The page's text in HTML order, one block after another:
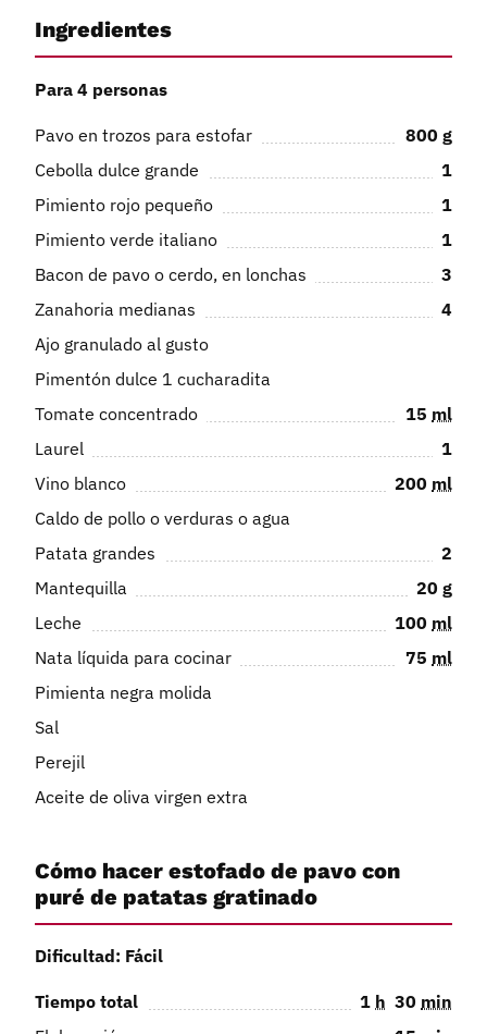
Ingredientes
Para 4 personas
Pavo en trozos para estofar 800 g
Cebolla dulce grande
1
Pimiento rojo pequeño
1
Pimiento verde italiano
1
Bacon de pavo o cerdo, en lonchas
3
Zanahoria medianas
4
Ajo granulado al gusto
Pimentón dulce 1 cucharadita
Tomate concentrado
15 ml
Laurel
1
Vino blanco
200 ml
Caldo de pollo o verduras o agua
Patata grandes
2
Mantequilla
20 g
Leche
100 ml
Nata líquida para cocinar
75 ml
Pimienta negra molida
Sal
Perejil
Aceite de oliva virgen extra
Cómo hacer estofado de pavo con
puré de patatas gratinado
Dificultad: Fácil
Tiempo total 1 h 30 min